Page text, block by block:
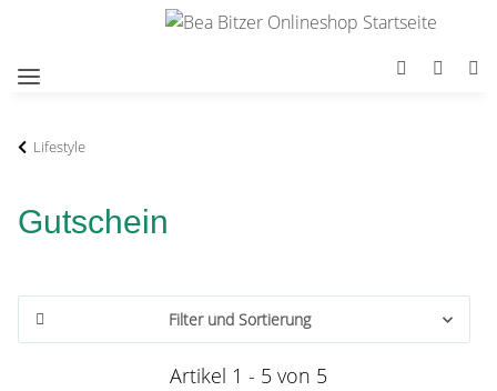
Lifestyle
Gutschein
Filter und Sortierung
Artikel 1 - 5 von 5